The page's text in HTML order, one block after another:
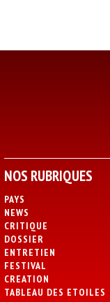
NOS RUBRIQUES
PAYS
NEWS
CRITIQUE
DOSSIER
ENTRETIEN
FESTIVAL
CREATION
TABLEAU DES ETOILES